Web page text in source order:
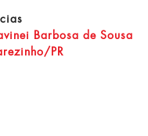
Barbosa de Sousa
PR